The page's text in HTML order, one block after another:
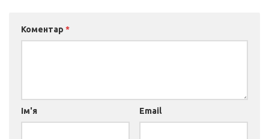
Коментар *
Ім'я Email